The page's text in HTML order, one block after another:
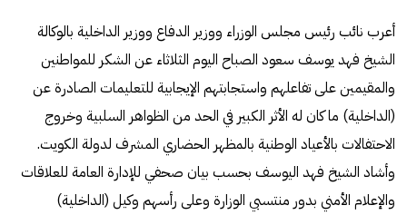
أعرب نائب رئيس مجلس الوزراء ووزير الدفاع ووزير الداخلية بالوكالة
الشيخ فهد يوسف سعود الصباح اليوم الثلاثاء عن الشكر للمواطنين
والمقيمين على تفاعلهم واستجابتهم الإيجابية للتعليمات الصادرة عن
(الداخلية) ما كان له الأثر الكبير في الحد من الظواهر السلبية وخروج
الاحتفالات بالأعياد الوطنية بالمظهر الحضاري المشرف لدولة الكويت.
وأشاد الشيخ فهد اليوسف بحسب بيان صحفي للإدارة العامة للعلاقات
والإعلام الأمني بدور منتسبي الوزارة وعلى رأسهم وكيل (الداخلية)